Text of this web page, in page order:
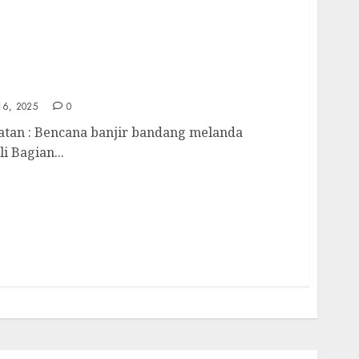
2025 0
: Bencana banjir bandang melanda
Bagian...